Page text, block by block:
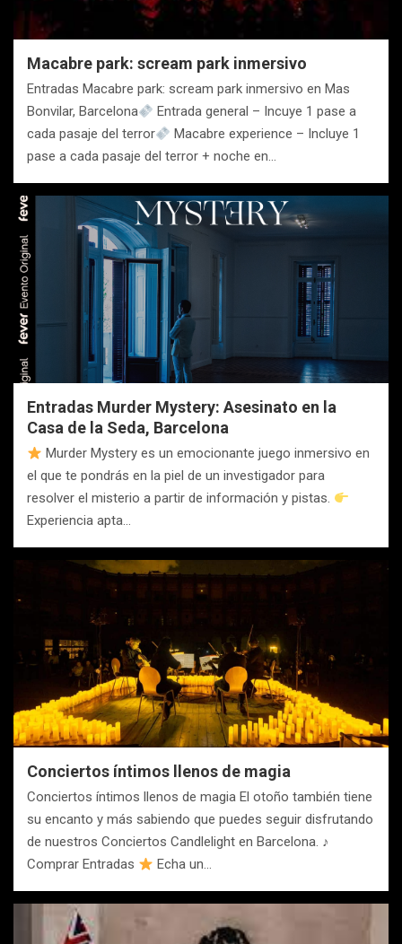
Macabre park: scream park inmersivo
Entradas Macabre park: scream park inmersivo en Mas
Bonvilar, Barcelona
Entrada general – Incuye 1 pase a
cada pasaje del terror
Macabre experience – Incluye 1
pase a cada pasaje del terror + noche en…
Entradas Murder Mystery: Asesinato en la
Casa de la Seda, Barcelona
Murder Mystery es un emocionante juego inmersivo en
el que te pondrás en la piel de un investigador para
resolver el misterio a partir de información y pistas.
Experiencia apta…
Conciertos íntimos llenos de magia
Conciertos íntimos llenos de magia El otoño también tiene
su encanto y más sabiendo que puedes seguir disfrutando
de nuestros Conciertos Candlelight en Barcelona. ♪
Comprar Entradas
Echa un…